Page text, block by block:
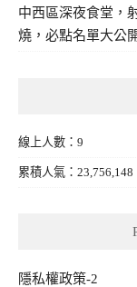
中西區深夜食堂，
燒，必點名單大公
線上人數：9
累積人氣：23,756,148
隱私權政策-2